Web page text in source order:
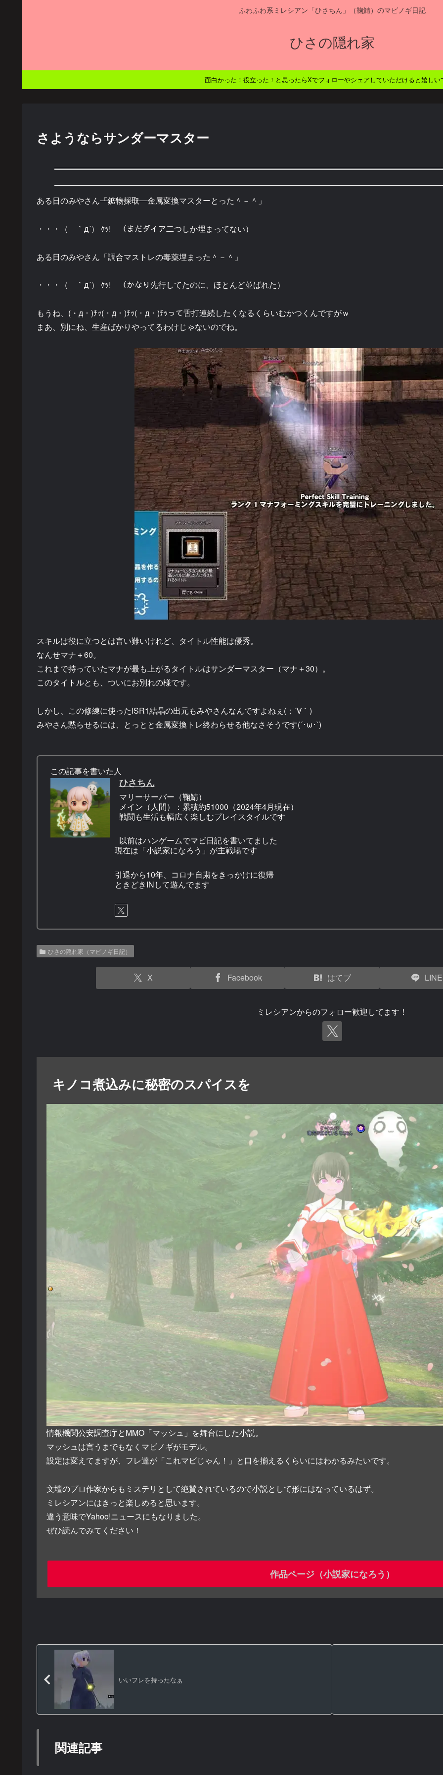
ふわふわ系ミレシアン「ひさちん」（鞠鯖）のマビノギ日記
ひさの隠れ家
面白かった！役立った！と思ったらXでフォローやシェアしていただけると嬉しい
さようならサンダーマスター
ある日のみやさん「鉱物採取金属変換マスターとった＾－＾」
・・・（ ｀д´） ｹｯ! （まだダイア二つしか埋まってない）
ある日のみやさん「調合マストレの毒薬埋まった＾－＾」
・・・（ ｀д´） ｹｯ! （かなり先行してたのに、ほとんど並ばれた）
もうね、(・д・)ﾁｯ(・д・)ﾁｯ(・д・)ﾁｯって舌打連続したくなるくらいむかつくんですがｗ
まあ、別にね、生産ばかりやってるわけじゃないのでね。
スキルは役に立つとは言い難いけれど、タイトル性能は優秀。
なんせマナ＋60。
これまで持っていたマナが最も上がるタイトルはサンダーマスター（マナ＋30）。
このタイトルとも、ついにお別れの様です。
しかし、この修練に使ったISR1結晶の出元もみやさんなんですよねぇ(；´∀｀)
みやさん黙らせるには、とっとと金属変換トレ終わらせる他なさそうです(´･ω･`)
この記事を書いた人
ひさちん
マリーサーバー（鞠鯖）
メイン（人間）：累積約51000（2024年4月現在）
戦闘も生活も幅広く楽しむプレイスタイルです
以前はハンゲームでマビ日記を書いてました
現在は「小説家になろう」が主戦場です
引退から10年、コロナ自粛をきっかけに復帰
ときどきINして遊んでます
ひさの隠れ家（マビノギ日記）
X Facebook はてブ LINE
ミレシアンからのフォロー歓迎してます！
キノコ煮込みに秘密のスパイスを
情報機関公安調査庁とMMO「マッシュ」を舞台にした小説。
マッシュは言うまでもなくマビノギがモデル。
設定は変えてますが、フレ達が「これマビじゃん！」と口を揃えるくらいにはわかるみたいです。
文壇のプロ作家からもミステリとして絶賛されているので小説として形にはなっているはず。
ミレシアンにはきっと楽しめると思います。
違う意味でYahoo!ニュースにもなりました。
ぜひ読んでみてください！
作品ページ（小説家になろう）
いいフレを持ったなぁ
関連記事